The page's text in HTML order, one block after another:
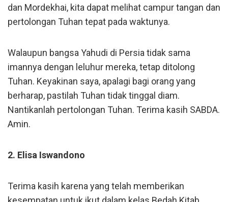
dan Mordekhai, kita dapat melihat campur tangan dan
pertolongan Tuhan tepat pada waktunya.
Walaupun bangsa Yahudi di Persia tidak sama
imannya dengan leluhur mereka, tetap ditolong
Tuhan. Keyakinan saya, apalagi bagi orang yang
berharap, pastilah Tuhan tidak tinggal diam.
Nantikanlah pertolongan Tuhan. Terima kasih SABDA.
Amin.
2. Elisa Iswandono
Terima kasih karena yang telah memberikan